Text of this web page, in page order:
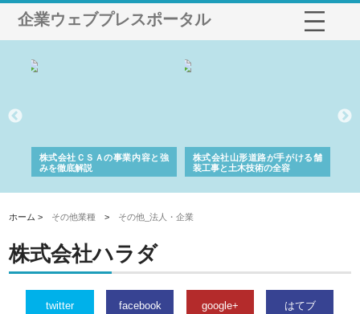
企業ウェブプレスポータル
株式会社ＣＳＡの事業内容と強
みを徹底解説
株式会社山形道路が手がける舗
装工事と土木技術の全容
ホーム > その他業種 > その他_法人・企業
株式会社ハラダ
twitter facebook google+ はてブ